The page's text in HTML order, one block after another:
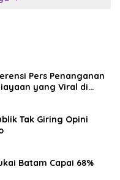
Pers Penanganan
yang Viral di
Tak Giring Opini
Batam Capai 68%